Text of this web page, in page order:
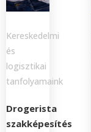
Kereskedelmi
és
logisztikai
tanfolyamaink
Drogerista
szakképesítés